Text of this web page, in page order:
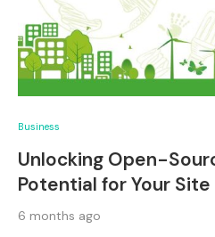
Business
Unlocking Open-
Potential for Your Site
6 months ago